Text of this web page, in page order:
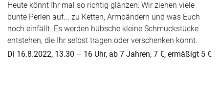
Heute könnt Ihr mal so richtig glänzen: Wir ziehen viele
bunte Perlen auf... zu Ketten, Armbändern und was Euch
noch einfällt. Es werden hübsche kleine Schmuckstücke
entstehen, die Ihr selbst tragen oder verschenken könnt.
Di 16.8.2022, 13.30 – 16 Uhr, ab 7 Jahren, 7 €, ermäßigt 5 €